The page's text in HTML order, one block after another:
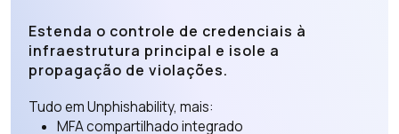
Estenda o controle de credenciais à
infraestrutura principal e isole a
propagação de violações.
Tudo em Unphishability, mais:
MFA compartilhado integrado